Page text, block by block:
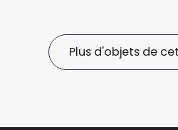
Plus d'objets de